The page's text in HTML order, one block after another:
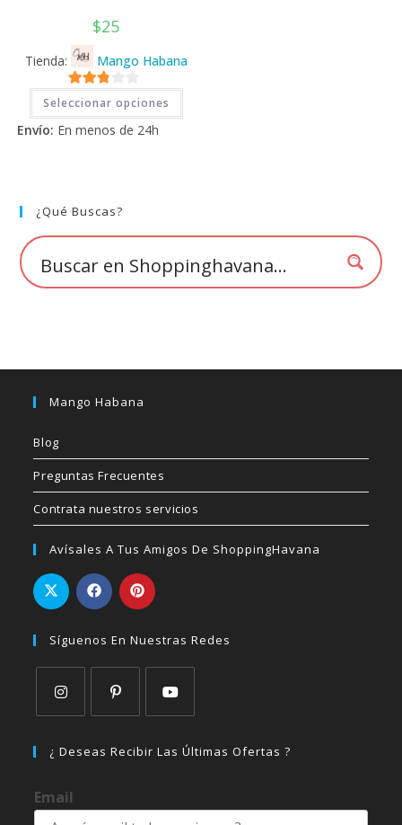
$25
Tienda: Mango Habana
2.71
de 5
Seleccionar opciones
Este
tiene
la
de
producto
Envío: En menos de 24h
¿Qué Buscas?
Mango Habana
Blog
Preguntas Frecuentes
Contrata nuestros servicios
Avísales A Tus Amigos De ShoppingHavana
Síguenos En Nuestras Redes
abre
una
nueva
abre
abre
¿ Deseas Recibir Las Últimas Ofertas ?
Email